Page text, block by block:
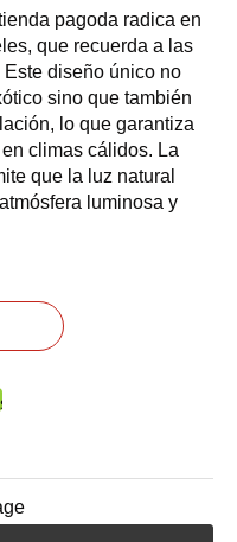
pagoda radica en
que recuerda a las
diseño único no
sino que también
lo que garantiza
climas cálidos. La
que la luz natural
luminosa y